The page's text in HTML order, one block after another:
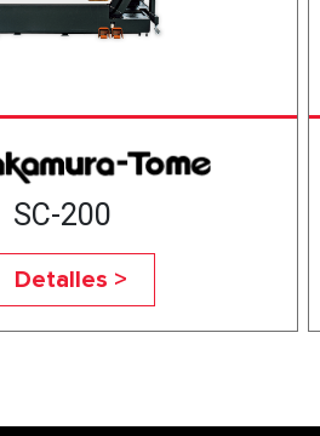
SC-200
Detalles >